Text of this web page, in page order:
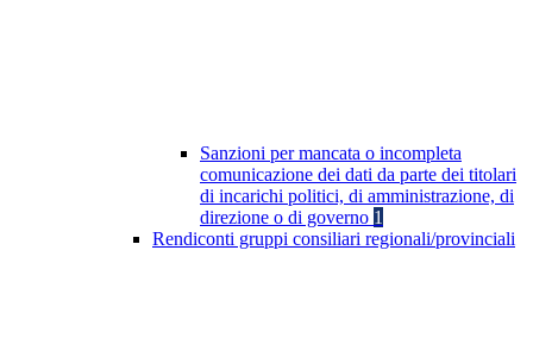
Sanzioni per mancata o incompleta
comunicazione dei dati da parte dei titolari
di incarichi politici, di amministrazione, di
direzione o di governo 1
Rendiconti gruppi consiliari regionali/provinciali